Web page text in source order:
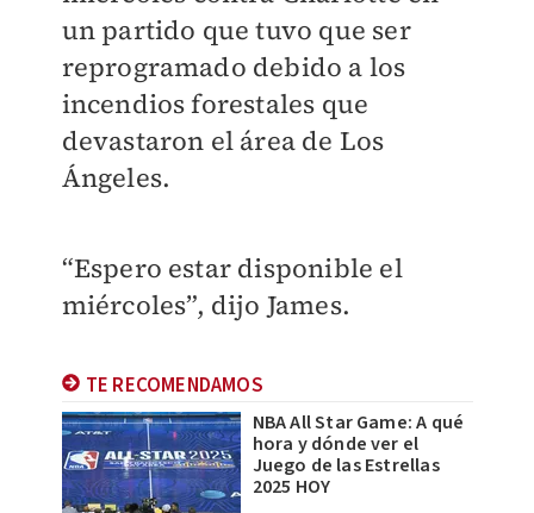
un partido que tuvo que ser
reprogramado debido a los
incendios forestales que
devastaron el área de Los
Ángeles.
“Espero estar disponible el
miércoles”, dijo James.
TE RECOMENDAMOS
NBA All Star Game: A qué
hora y dónde ver el
Juego de las Estrellas
2025 HOY